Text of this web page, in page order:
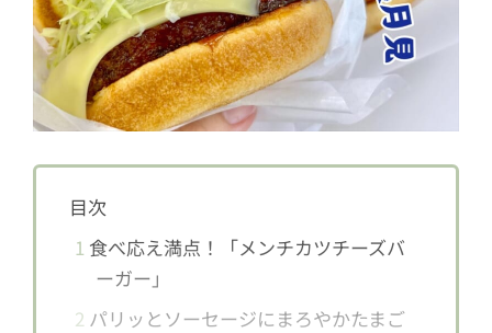
目次
1 食べ応え満点！「メンチカツチーズバ
ーガー」
2 パリッとソーセージにまろやかたまご